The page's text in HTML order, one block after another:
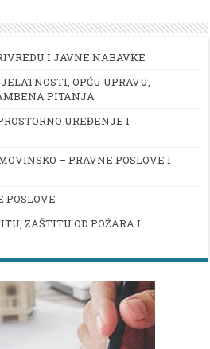
I JAVNE NABAVKE
OPĆU UPRAVU,
PITANJA
UREĐENJE I
– PRAVNE POSLOVE I
POSLOVE
ZAŠTITU OD POŽARA I